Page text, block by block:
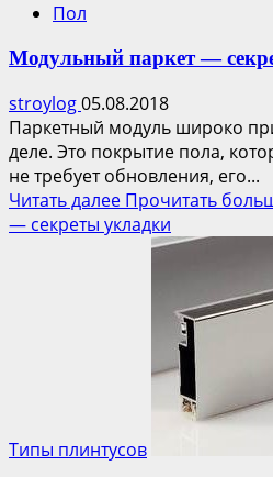
Пол
Модульный паркет —
stroylog05.08.2018
Паркетный модуль широко
деле. Это покрытие пола,
не требует обновления, его...
Читать далее Прочитать
— секреты укладки
Типы плинтусов